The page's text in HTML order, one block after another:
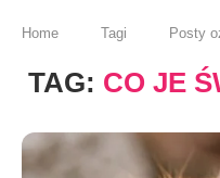
Home Tagi Posty
TAG: CO JE